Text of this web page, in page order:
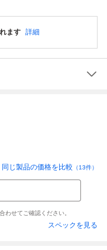
ます 詳細
同じ製品の価格を比較 （13件）
わせてご確認ください。
スペックを見る